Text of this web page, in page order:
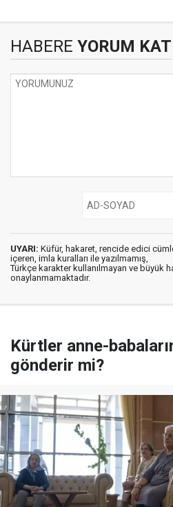
HABERE YORUM KAT
UYARI: Küfür, hakaret, rencide edici
içeren, imla kuralları ile yazılmamış,
Türkçe karakter kullanılmayan ve büyük
onaylanmamaktadır.
Kürtler anne-
gönderir mi?